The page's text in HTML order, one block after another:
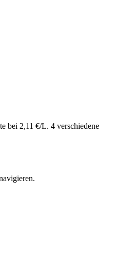
bei 2,11 €/L. 4 verschiedene